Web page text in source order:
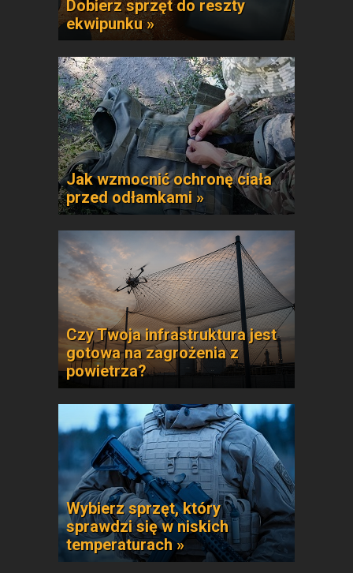
Dobierz sprzęt do reszty
ekwipunku »
Jak wzmocnić ochronę ciała
przed odłamkami »
Czy Twoja infrastruktura jest
gotowa na zagrożenia z
powietrza?
Wybierz sprzęt, który
sprawdzi się w niskich
temperaturach »